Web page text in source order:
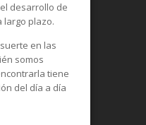
desarrollo de
largo plazo.
en las
somos
tiene
del día a día